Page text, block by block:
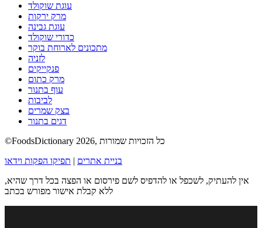
עוגת שוקולד
מרק ירקות
עוגת גבינה
כדורי שוקולד
מתכונים לארוחת בוקר
לזניה
פנקייקים
מרק כתום
עוף בתנור
לביבות
בצק שמרים
דגים בתנור
©FoodsDictionary 2026, כל הזכויות שמורות
בניית אתרים
תפיקו הפקות וידאו
אין להעתיק, לשכפל או להדפיס לשם פירסום או הפצה בכל דרך שהיא,
ללא קבלת אישור מפורש בכתב